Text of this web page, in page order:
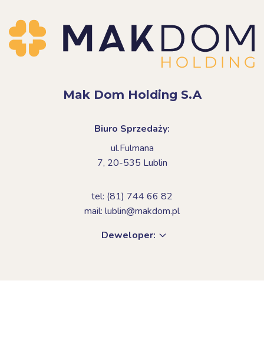
Mak Dom Holding S.A
Biuro Sprzedaży:
ul.Fulmana
7, 20-535 Lublin
tel: (81) 744 66 82
mail: lublin@makdom.pl
Deweloper: